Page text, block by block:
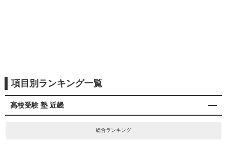
項目別ランキング一覧
高校受験 塾 近畿
総合ランキング